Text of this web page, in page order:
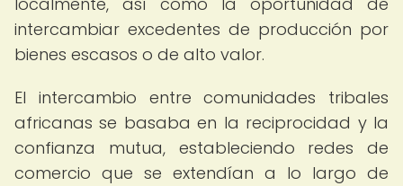
intercambiar excedentes de producción por
bienes escasos o de alto valor.
El intercambio entre comunidades tribales
africanas se basaba en la reciprocidad y la
confianza mutua, estableciendo redes de
comercio que se extendían a lo largo de